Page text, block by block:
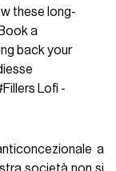
these long-
a
back your
Lofi -
a